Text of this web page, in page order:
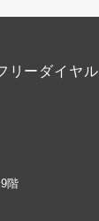
リーダイヤル
階